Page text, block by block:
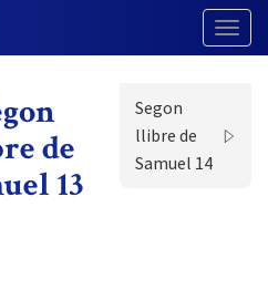
de
13
Segon
llibre de
Samuel 14